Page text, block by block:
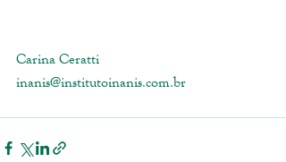
Carina Ceratti
inanis@institutoinanis.com.br